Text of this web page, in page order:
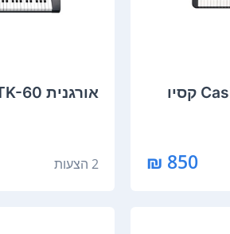
850 ₪
‏אורגנית Tokai TK-60
2 הצעות